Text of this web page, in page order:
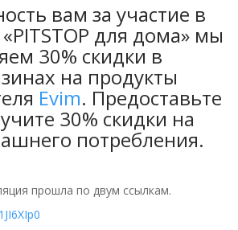
вам за участие в
«PITSTOP для дома» мы
30% скидки в
на продукты
Evim. Предоставьте
30% скидки на
потребления.
прошла по двум ссылкам.